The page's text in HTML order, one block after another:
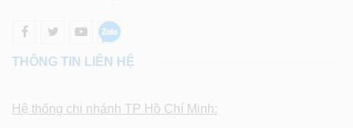
THÔNG TIN LIÊN HỆ
Hệ thống chi nhánh TP Hồ Chí Minh: